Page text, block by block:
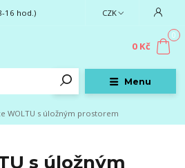
Menu
CZK
16 hod.)
0
0 Kč
WOLTU s úložným prostorem
s úložným